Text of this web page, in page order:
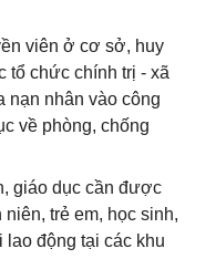
viên ở cơ sở, huy
tổ chức chính trị - xã
nạn nhân vào công
về phòng, chống
giáo dục cần được
trẻ em, học sinh,
động tại các khu